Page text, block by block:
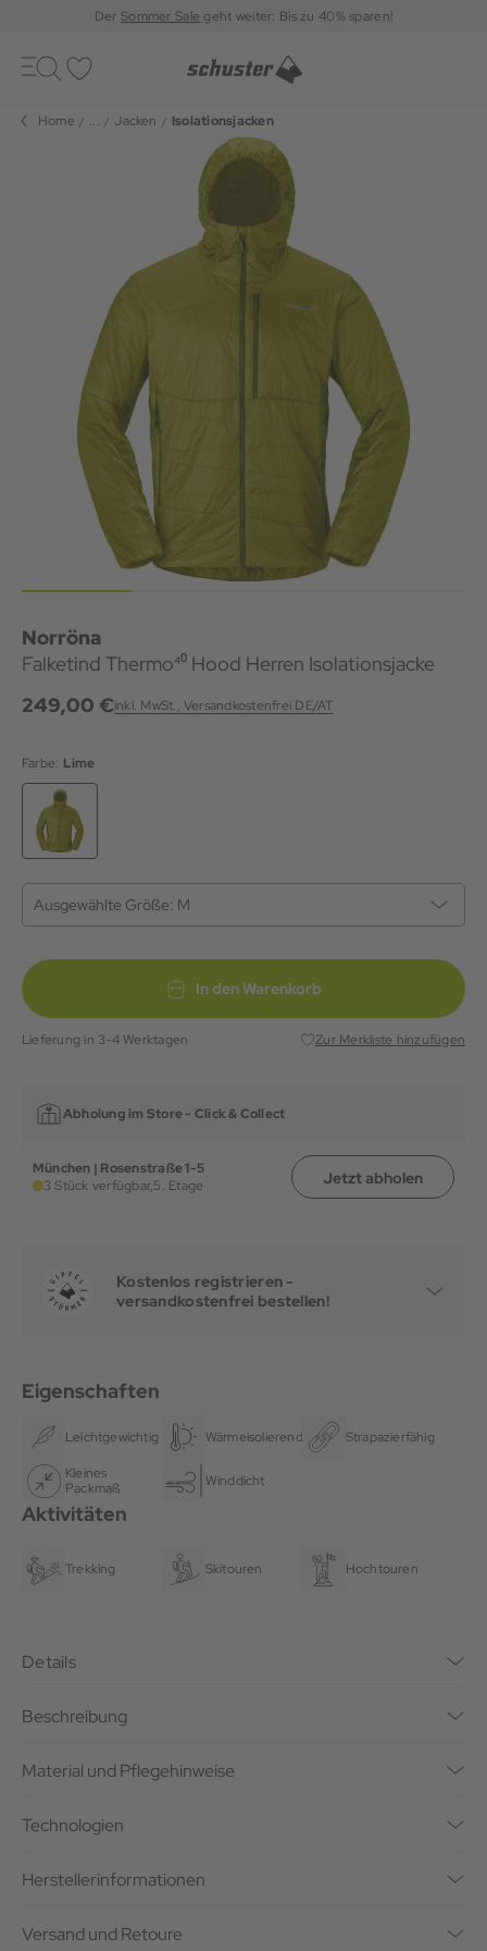
DerSommer Sale geht weiter: Bis zu 40% sparen!
Toggle
navigation
Home ... Jacken Isolationsjacken
Norröna
Falketind Thermo⁴⁰ Hood Herren Isolationsjacke
249,00 €inkl. MwSt., Versandkostenfrei DE/AT
Farbe: Lime
Ausgewählte Größe: M
In den Warenkorb
Lieferung in 3-4 Werktagen Zur Merkliste hinzufügen
Abholung im Store - Click & Collect
München | Rosenstraße 1-5
3 Stück verfügbar,5. Etage Jetzt abholen
Kostenlos registrieren -
versandkostenfrei bestellen!
Eigenschaften
Leichtgewichtig Wärmeisolierend Strapazierfähig
Kleines
Packmaß
Winddicht
Aktivitäten
Trekking Skitouren Hochtouren
Details
Beschreibung
Material und Pflegehinweise
Technologien
Herstellerinformationen
Versand und Retoure